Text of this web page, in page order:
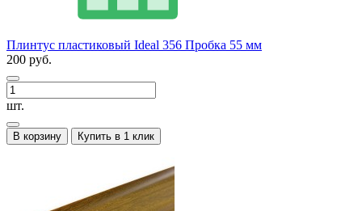
Плинтус пластиковый Ideal 356 Пробка 55 мм
200 руб.
шт.
В корзину Купить в 1 клик